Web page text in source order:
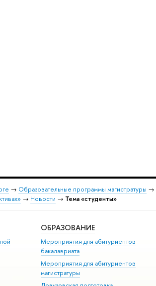
→ Образовательные программы магистратуры →
→ Новости → Тема «студенты»
ОБРАЗОВАНИЕ
Мероприятия для абитуриентов
бакалавриата
Мероприятия для абитуриентов
магистратуры